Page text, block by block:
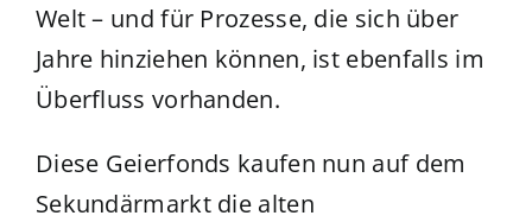
Welt – und für Prozesse, die sich über
Jahre hinziehen können, ist ebenfalls im
Überfluss vorhanden.
Diese Geierfonds kaufen nun auf dem
Sekundärmarkt die alten